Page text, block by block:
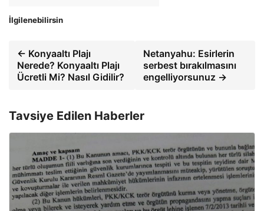
İlgilenebilirsin
← Konyaaltı Plajı
Nerede? Konyaaltı Plajı
Ücretli Mi? Nasıl Gidilir?
Netanyahu: Esirlerin
serbest bırakılmasını
engelliyorsunuz →
Tavsiye Edilen Haberler